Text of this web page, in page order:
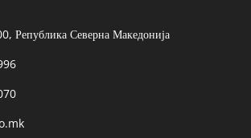
Република Северна Македонија